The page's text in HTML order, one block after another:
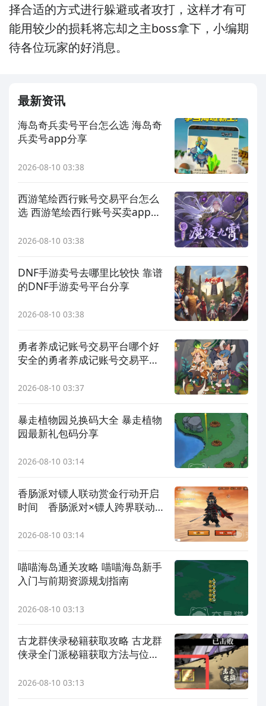
择合适的方式进行躲避或者攻打，这样才有可
能用较少的损耗将忘却之主boss拿下，小编期
待各位玩家的好消息。
最新资讯
海岛奇兵卖号平台怎么选 海岛奇
兵卖号app分享
2026-08-10 03:38
西游笔绘西行账号交易平台怎么
选 西游笔绘西行账号买卖app分
2026-08-10 03:38
DNF手游卖号去哪里比较快 靠谱
的DNF手游卖号平台分享
2026-08-10 03:38
勇者养成记账号交易平台哪个好
安全的勇者养成记账号交易平台
2026-08-10 03:37
暴走植物园兑换码大全 暴走植物
园最新礼包码分享
2026-08-10 03:14
香肠派对镖人联动赏金行动开启
时间 香肠派对×镖人跨界联动活
2026-08-10 03:14
喵喵海岛通关攻略 喵喵海岛新手
入门与前期资源规划指南
2026-08-10 03:13
古龙群侠录秘籍获取攻略 古龙群
侠录全门派秘籍获取方法与位置
2026-08-10 03:13